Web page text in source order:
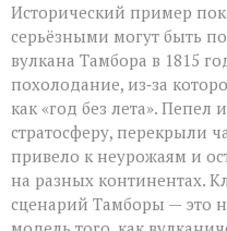
Исторический пример
серьёзными могут быть
вулкана Тамбора в 1815
похолодание, из‑за
как «год без лета».
стратосферу, перекрыли
привело к неурожаям и
на разных континентах.
сценарий Тамборы — это